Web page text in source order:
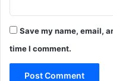
Save my name, email,
time I comment.